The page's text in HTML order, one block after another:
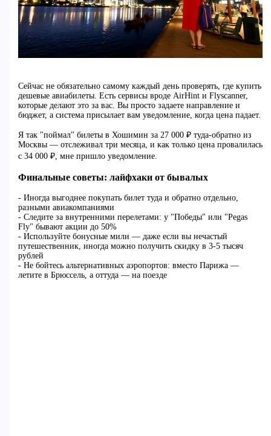
Сейчас не обязательно самому каждый день проверять, где купить
дешевые авиабилеты. Есть сервисы вроде AirHint и Flyscanner,
которые делают это за вас. Вы просто задаете направление и
бюджет, а система присылает вам уведомление, когда цена падает.
Я так "поймал" билеты в Хошимин за 27 000 ₽ туда-обратно из
Москвы — отслеживал три месяца, и как только цена провалилась
с 34 000 ₽, мне пришло уведомление.
Финальные советы: лайфхаки от бывалых
- Иногда выгоднее покупать билет туда и обратно отдельно,
разными авиакомпаниями
- Следите за внутренними перелетами: у "Победы" или "Pegas
Fly" бывают акции до 50%
- Используйте бонусные мили — даже если вы нечастый
путешественник, иногда можно получить скидку в 3-5 тысяч
рублей
- Не бойтесь альтернативных аэропортов: вместо Парижа —
летите в Брюссель, а оттуда — на поезде